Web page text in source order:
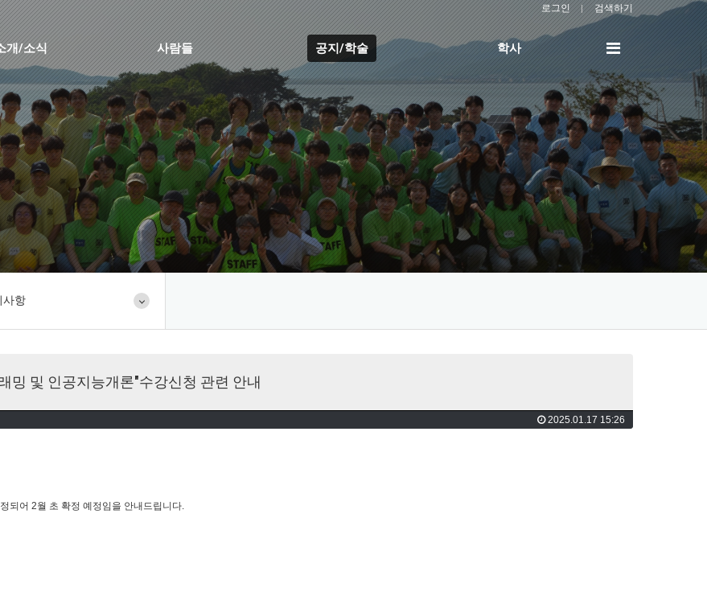
로그인 검색하기
개/소식 사람들 공지/학술 학사
전
메
뉴
사항
밍 및 인공지능개론"수강신청 관련 안내
2025.01.17 15:26
되어 2월 초 확정 예정임을 안내드립니다.